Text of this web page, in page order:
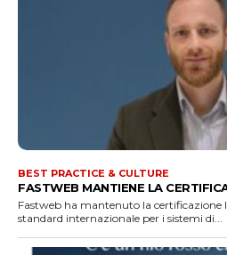
BEST PRACTICE & CULTURE
FASTWEB MANTIENE LA
Fastweb ha mantenuto la certificazione
standard internazionale per i sistemi di...